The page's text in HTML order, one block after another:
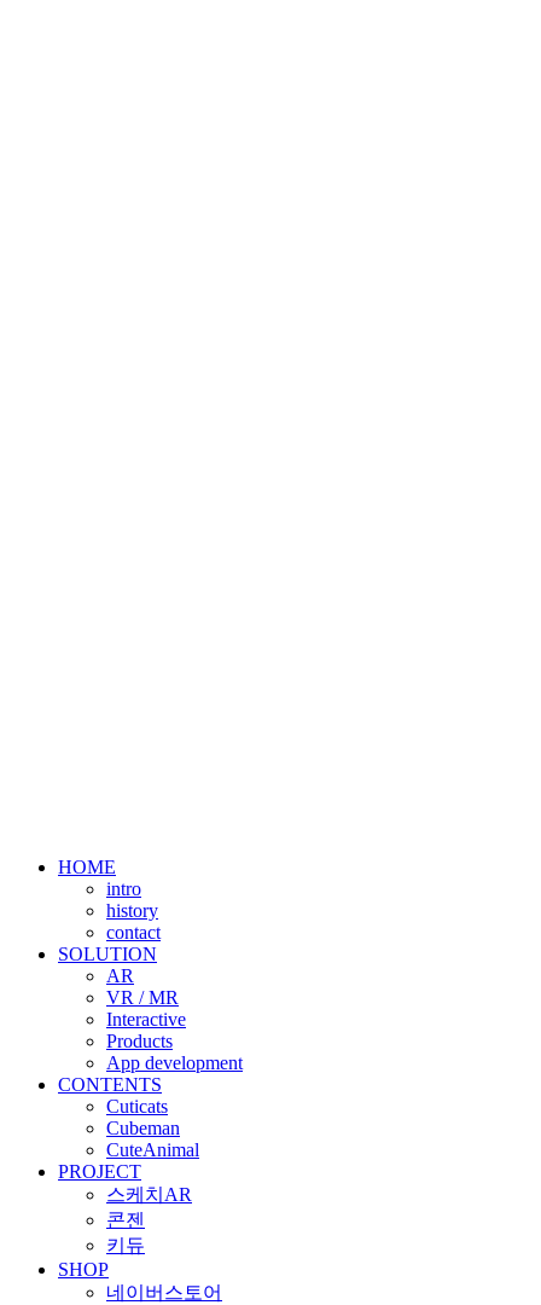
HOME
intro
history
contact
SOLUTION
AR
VR / MR
Interactive
Products
App development
CONTENTS
Cuticats
Cubeman
CuteAnimal
PROJECT
스케치AR
콘젠
키듀
SHOP
네이버스토어